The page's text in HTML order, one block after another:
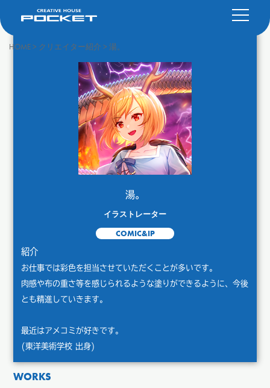
HOME> クリエイター紹介 > 湯。
湯。
イラストレーター
COMIC&IP
紹介
お仕事では彩色を担当させていただくことが多いです。
肉感や布の重さ等を感じられるような塗りができるように、今後
とも精進していきます。
最近はアメコミが好きです。
(東洋美術学校 出身)
WORKS